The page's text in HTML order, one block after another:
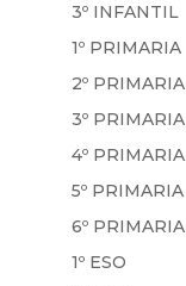
3º INFANTIL
1º PRIMARIA
2º PRIMARIA
3º PRIMARIA
4º PRIMARIA
5º PRIMARIA
6º PRIMARIA
1º ESO